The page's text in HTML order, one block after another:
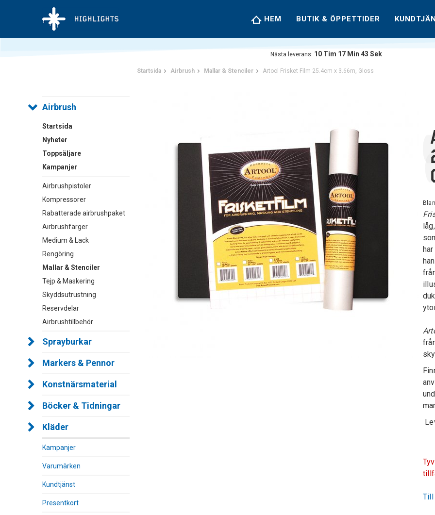
HEM BUTIK & ÖPPETTIDER
Nästa leverans: 10 Tim 17 Min 42 Sek
Airbrush
Startsida
Nyheter
Toppsäljare
Kampanjer
Airbrushpistoler
Kompressorer
Rabatterade airbrushpaket
Airbrushfärger
Medium & Lack
Rengöring
Mallar & Stenciler
Tejp & Maskering
Skyddsutrustning
Reservdelar
Airbrushtillbehör
Sprayburkar
Markers & Pennor
Konstnärsmaterial
Böcker & Tidningar
Kläder
Kampanjer
Varumärken
Kundtjänst
Presentkort
Startsida Airbrush Mallar & Stenciler Artool Frisket Film 25.4cm x 3.66m, Gloss
Till